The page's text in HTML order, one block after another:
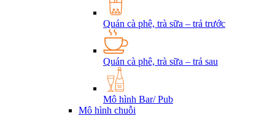
Quán cà phê, trà sữa – trả trước
Quán cà phê, trà sữa – trả sau
Mô hình Bar/ Pub
Mô hình chuỗi